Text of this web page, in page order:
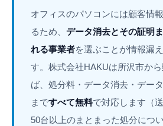
オフィスのパソコンには顧客情
るため、 データ消去とその証明
れる事業者を選ぶことが情報漏
す。株式会社HAKUは所沢市か
ば、処分料・データ消去・デー
まですべて無料で対応します（
50台以上のまとまった処分につ